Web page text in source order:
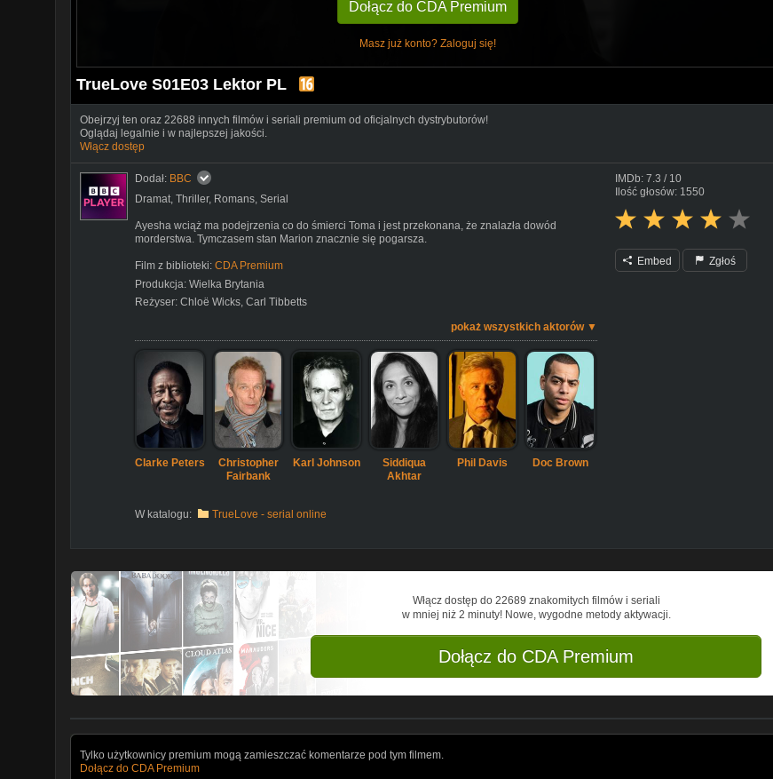
Dołącz do CDA Premium
Masz już konto? Zaloguj się!
TrueLove S01E03 Lektor PL
Obejrzyj ten oraz 22688 innych filmów i seriali premium od oficjalnych dystrybutorów!
Oglądaj legalnie i w najlepszej jakości.
Włącz dostęp
Dodał: BBC
Dramat, Thriller, Romans, Serial
Ayesha wciąż ma podejrzenia co do śmierci Toma i jest przekonana, że znalazła dowód
morderstwa. Tymczasem stan Marion znacznie się pogarsza.
Film z biblioteki: CDA Premium
Produkcja: Wielka Brytania
Reżyser: Chloë Wicks, Carl Tibbetts
pokaż wszystkich aktorów ▼
Clarke Peters
Christopher
Fairbank
Karl Johnson
Siddiqua
Akhtar
Phil Davis Doc Brown
W katalogu: TrueLove - serial online
IMDb: 7.3 / 10
Ilość głosów: 1550
Embed Zgłoś
Włącz dostęp do 22689 znakomitych filmów i seriali
w mniej niż 2 minuty! Nowe, wygodne metody aktywacji.
Dołącz do CDA Premium
Tylko użytkownicy premium mogą zamieszczać komentarze pod tym filmem.
Dołącz do CDA Premium